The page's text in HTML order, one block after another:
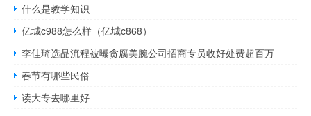
什么是教学知识
亿城c988怎么样（亿城c868）
李佳琦选品流程被曝贪腐美腕公司招商专员收好处费超百万
春节有哪些民俗
读大专去哪里好